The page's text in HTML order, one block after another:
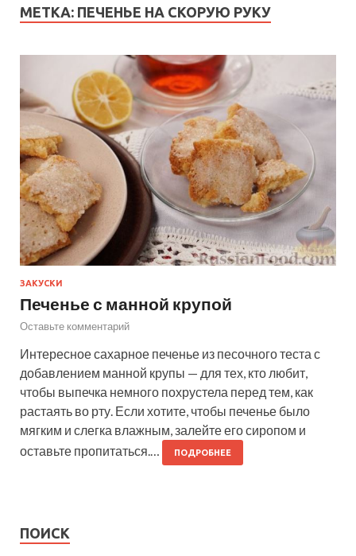
МЕТКА: ПЕЧЕНЬЕ НА СКОРУЮ РУКУ
ЗАКУСКИ
Печенье с манной крупой
Оставьте комментарий
Интересное сахарное печенье из песочного теста с
добавлением манной крупы — для тех, кто любит,
чтобы выпечка немного похрустела перед тем, как
растаять во рту. Если хотите, чтобы печенье было
мягким и слегка влажным, залейте его сиропом и
оставьте пропитаться.…
ПОДРОБНЕЕ
ПОИСК